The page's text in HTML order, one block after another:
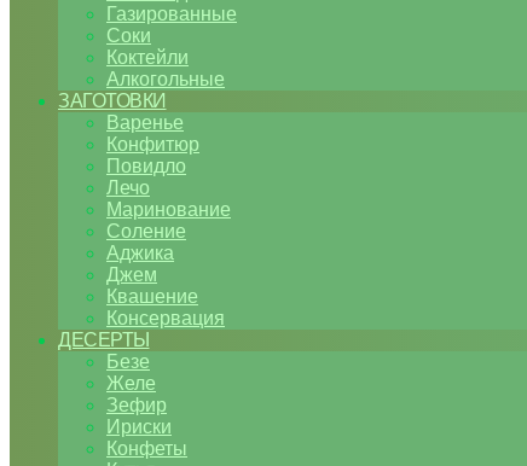
Газированные
Соки
Коктейли
Алкогольные
ЗАГОТОВКИ
Варенье
Конфитюр
Повидло
Лечо
Маринование
Соление
Аджика
Джем
Квашение
Консервация
ДЕСЕРТЫ
Безе
Желе
Зефир
Ириски
Конфеты